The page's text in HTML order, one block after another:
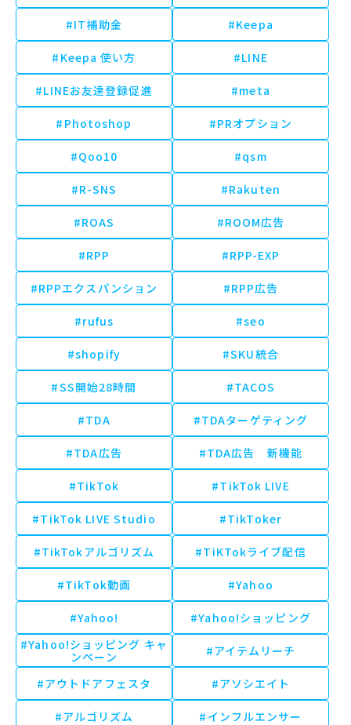
#IT補助金 #Keepa
#Keepa 使い方 #LINE
#LINEお友達登録促進 #meta
#Photoshop #PRオプション
#Qoo10 #qsm
#R-SNS #Rakuten
#ROAS #ROOM広告
#RPP #RPP-EXP
#RPPエクスパンション #RPP広告
#rufus #seo
#shopify #SKU統合
#SS開始28時間 #TACOS
#TDA #TDAターゲティング
#TDA広告 #TDA広告 新機能
#TikTok #TikTok LIVE
#TikTok LIVE Studio #TikToker
#TikTokアルゴリズム #TiKTokライブ配信
#TikTok動画 #Yahoo
#Yahoo!
#Yahoo!ショッピング
#Yahoo!ショッピング キャ
ンペーン
#アイテムリーチ
#アウトドアフェスタ #アソシエイト
#アルゴリズム #インフルエンサー